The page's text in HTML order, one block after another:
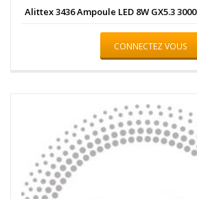
Alittex 3436 Ampoule LED 8W GX5.3
CONNECTEZ VOUS